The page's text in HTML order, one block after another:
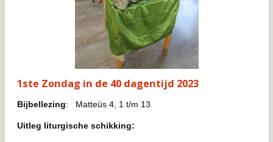
1ste Zondag in de 40 dagentijd 2023
Bijbellezing: Matteüs 4, 1 t/m 13
Uitleg liturgische schikking: